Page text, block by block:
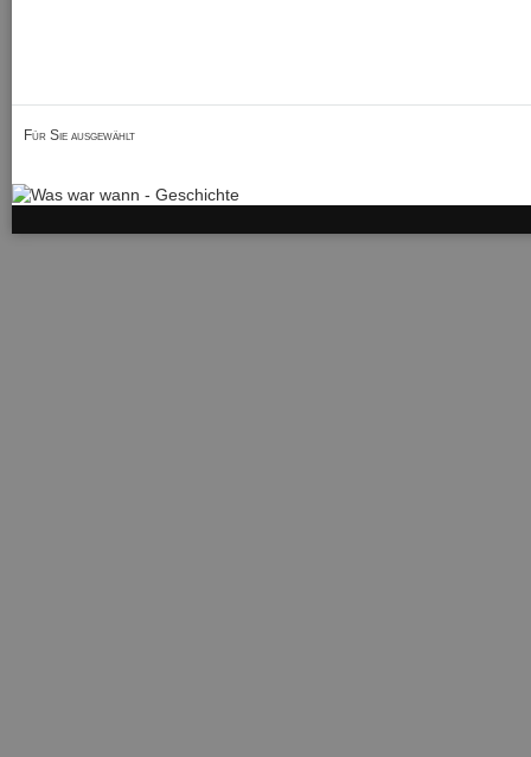
Für Sie ausgewählt